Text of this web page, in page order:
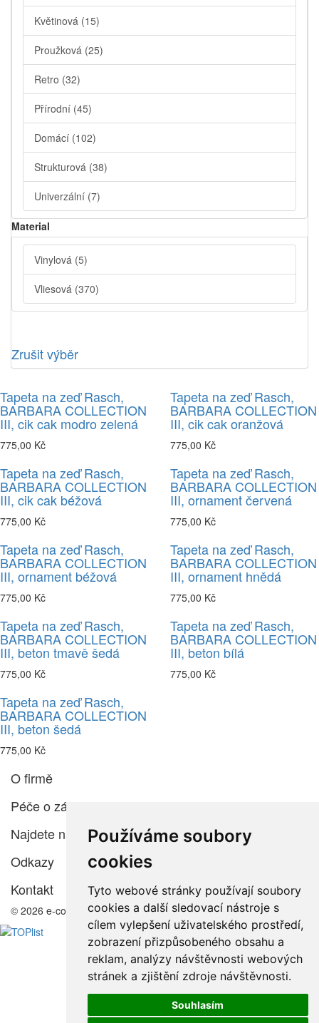
Používáme soubory
cookies
Tyto webové stránky používají soubory
cookies a další sledovací nástroje s
cílem vylepšení uživatelského prostředí,
zobrazení přizpůsobeného obsahu a
reklam, analýzy návštěvnosti webových
stránek a zjištění zdroje návštěvnosti.
Souhlasím
Květinová (15)
Proužková (25)
Retro (32)
Přírodní (45)
Domácí (102)
Strukturová (38)
Univerzální (7)
Material
Vinylová (5)
Vliesová (370)
Zrušit výběr
Tapeta na zeď Rasch,
BARBARA COLLECTION
III, cik cak modro zelená
775,00 Kč
Tapeta na zeď Rasch,
BARBARA COLLECTION
III, cik cak oranžová
775,00 Kč
Tapeta na zeď Rasch,
BARBARA COLLECTION
III, cik cak béžová
775,00 Kč
Tapeta na zeď Rasch,
BARBARA COLLECTION
III, ornament červená
775,00 Kč
Tapeta na zeď Rasch,
BARBARA COLLECTION
III, ornament béžová
775,00 Kč
Tapeta na zeď Rasch,
BARBARA COLLECTION
III, ornament hnědá
775,00 Kč
Tapeta na zeď Rasch,
BARBARA COLLECTION
III, beton tmavě šedá
775,00 Kč
Tapeta na zeď Rasch,
BARBARA COLLECTION
III, beton bílá
775,00 Kč
Tapeta na zeď Rasch,
BARBARA COLLECTION
III, beton šedá
775,00 Kč
O firmě
Péče o zákazníka
Najdete nás
Odkazy
Kontakt
© 2026 e-color.cz